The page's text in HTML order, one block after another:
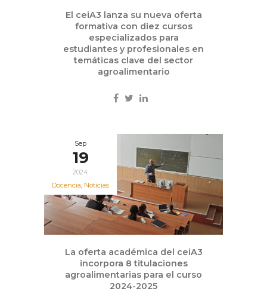
El ceiA3 lanza su nueva oferta
formativa con diez cursos
especializados para
estudiantes y profesionales en
temáticas clave del sector
agroalimentario
Sep
19
2024
Docencia, Noticias
La oferta académica del ceiA3
incorpora 8 titulaciones
agroalimentarias para el curso
2024-2025